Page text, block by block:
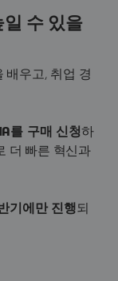
일 수 있을
배우고, 취업 경
를 구매 신청하
더 빠른 혁신과
기에만 진행되